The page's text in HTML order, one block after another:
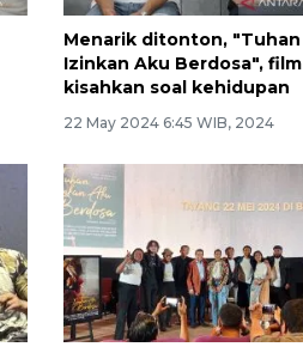
Menarik ditonton, "Tuhan
Izinkan Aku Berdosa", film
kisahkan soal kehidupan
22 May 2024 6:45 WIB, 2024